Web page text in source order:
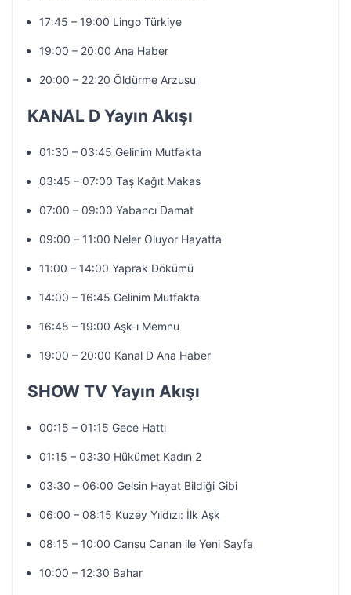
17:45 – 19:00 Lingo Türkiye
19:00 – 20:00 Ana Haber
20:00 – 22:20 Öldürme Arzusu
KANAL D Yayın Akışı
01:30 – 03:45 Gelinim Mutfakta
03:45 – 07:00 Taş Kağıt Makas
07:00 – 09:00 Yabancı Damat
09:00 – 11:00 Neler Oluyor Hayatta
11:00 – 14:00 Yaprak Dökümü
14:00 – 16:45 Gelinim Mutfakta
16:45 – 19:00 Aşk-ı Memnu
19:00 – 20:00 Kanal D Ana Haber
SHOW TV Yayın Akışı
00:15 – 01:15 Gece Hattı
01:15 – 03:30 Hükümet Kadın 2
03:30 – 06:00 Gelsin Hayat Bildiği Gibi
06:00 – 08:15 Kuzey Yıldızı: İlk Aşk
08:15 – 10:00 Cansu Canan ile Yeni Sayfa
10:00 – 12:30 Bahar